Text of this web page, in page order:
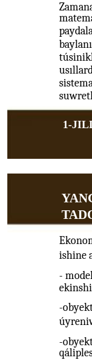
1-
ishine
-
-
-